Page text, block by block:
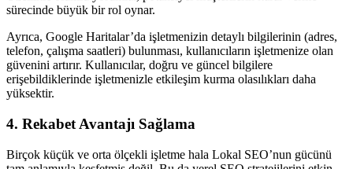
sürecinde büyük bir rol oynar.
Ayrıca, Google Haritalar’da işletmenizin detaylı bilgilerinin (adres,
telefon, çalışma saatleri) bulunması, kullanıcıların işletmenize olan
güvenini artırır. Kullanıcılar, doğru ve güncel bilgilere
erişebildiklerinde işletmenizle etkileşim kurma olasılıkları daha
yüksektir.
4. Rekabet Avantajı Sağlama
Birçok küçük ve orta ölçekli işletme hala Lokal SEO’nun gücünü